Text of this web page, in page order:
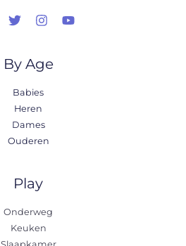
By Age
Babies
Heren
Dames
Ouderen
Play
Onderweg
Keuken